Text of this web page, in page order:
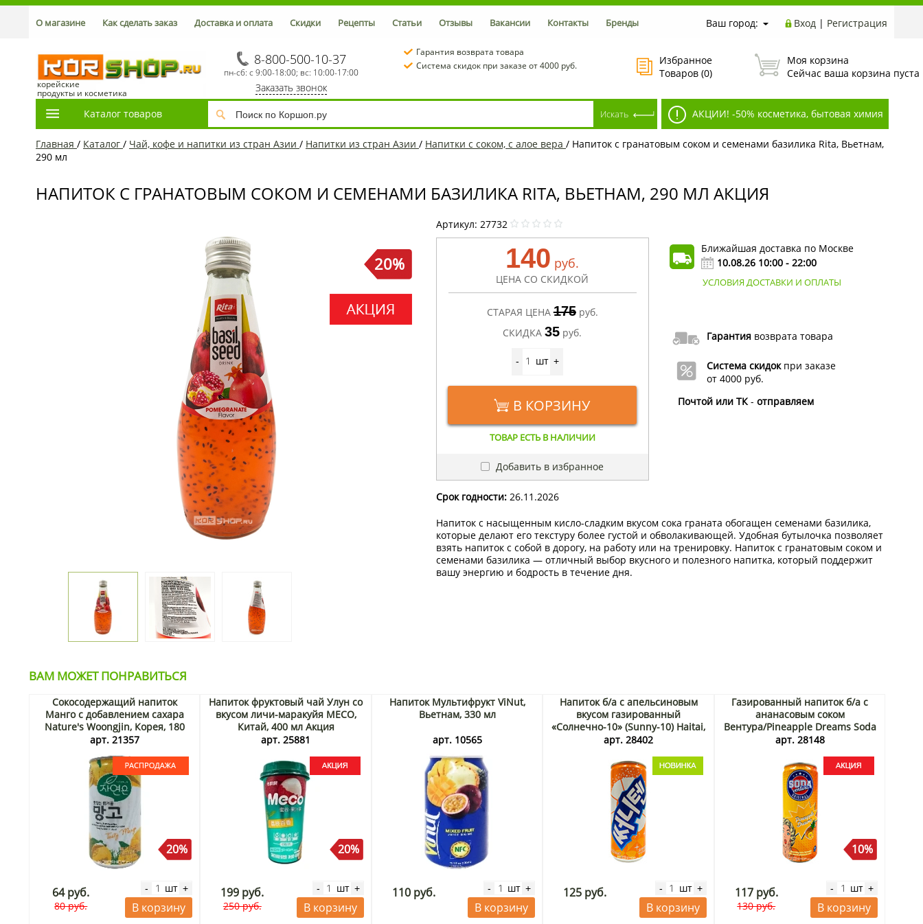
Ваш город: Вход | Регистрация
О магазине Как сделать заказ Доставка и оплата Скидки Рецепты Статьи Отзывы Вакансии Контакты Бренды
корейские
продукты и косметика
8-800-500-10-37
пн-сб: с 9:00-18:00; вс: 10:00-17:00
Заказать звонок
Гарантия возврата товара
Система скидок при заказе от 4000 руб.
Избранное
Товаров (0)
Моя корзина
Сейчас ваша корзина пуста
Каталог товаров АКЦИИ! -50% косметика, бытовая химия
Главная / Каталог / Чай, кофе и напитки из стран Азии / Напитки из стран Азии / Напитки с соком, с алое вера / Напиток с гранатовым соком и семенами базилика Rita, Вьетнам,
290 мл
НАПИТОК С ГРАНАТОВЫМ СОКОМ И СЕМЕНАМИ БАЗИЛИКА RITA, ВЬЕТНАМ, 290 МЛ АКЦИЯ
20%
Артикул: 27732
140 руб.
ЦЕНА СО СКИДКОЙ
СТАРАЯ ЦЕНА 175 руб.
СКИДКА 35 руб.
- шт +
В КОРЗИНУ
ТОВАР ЕСТЬ В НАЛИЧИИ
Добавить в избранное
Ближайшая доставка по Москве
10.08.26 10:00 - 22:00
УСЛОВИЯ ДОСТАВКИ И ОПЛАТЫ
Гарантиявозврата товара
Система скидокпри заказе
от 4000 руб.
Почтой или ТК- отправляем
Срок годности:26.11.2026
Напиток с насыщенным кисло-сладким вкусом сока граната обогащен семенами базилика,
которые делают его текстуру более густой и обволакивающей. Удобная бутылочка позволяет
взять напиток с собой в дорогу, на работу или на тренировку. Напиток с гранатовым соком и
семенами базилика — отличный выбор вкусного и полезного напитка, который поддержит
вашу энергию и бодрость в течение дня.
ВАМ МОЖЕТ ПОНРАВИТЬСЯ
Сокосодержащий напиток
Манго с добавлением сахара
Nature's Woongjin, Корея, 180
мл. Срок до 24.09.2026.
арт. 21357
20%
64 руб.
80 руб.
- шт +
В корзину
Напиток фруктовый чай Улун со
вкусом личи-маракуйя MECO,
Китай, 400 мл Акция
арт. 25881
20%
199 руб.
250 руб.
- шт +
В корзину
Напиток Мультифрукт ViNut,
Вьетнам, 330 мл
арт. 10565
110 руб. - шт +
В корзину
Напиток б/а с апельсиновым
вкусом газированный
«Солнечно-10» (Sunny-10) Haitai,
Корея, 250 мл
арт. 28402
125 руб. - шт +
В корзину
Газированный напиток б/а с
ананасовым соком
Вентура/Pineapple Dreams Soda
Ventura Rita, Вьетнам, 330 мл
арт. 28148
10%
117 руб.
130 руб.
- шт +
В корзину